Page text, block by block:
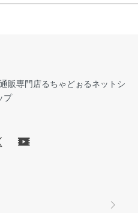
販専門店るちゃどぉるネットシ
プ